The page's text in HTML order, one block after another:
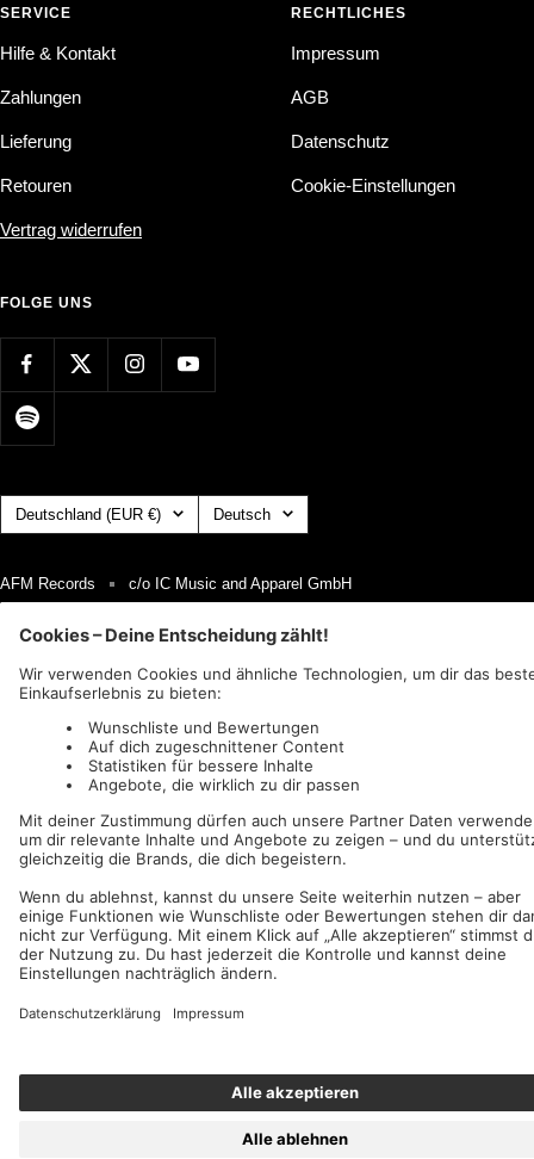
SERVICE
Hilfe & Kontakt
Zahlungen
Lieferung
Retouren
Vertrag widerrufen
RECHTLICHES
Impressum
AGB
Datenschutz
Cookie-Einstellungen
FOLGE UNS
Land/Region Deutschland (EUR €) Sprache
Deutsch
AFM Records c/o IC Music and Apparel GmbH
Wir akzeptieren